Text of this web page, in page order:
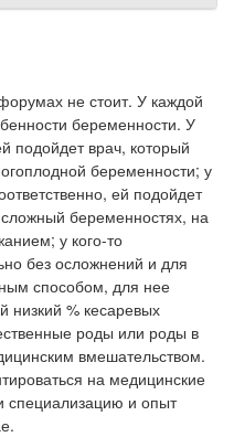
не стоит. У каждой
беременности. У
подойдет врач, который
беременности; у
ей подойдет
беременностях, на
у кого-то
без осложнений и для
способом, для нее
низкий % кесаревых
роды или роды в
вмешательством.
на медицинские
специализацию и опыт